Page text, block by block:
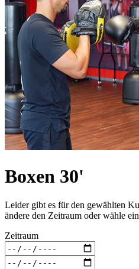
Boxen 30'
Leider gibt es für den gewählten
ändere den Zeitraum oder wähle
Zeitraum